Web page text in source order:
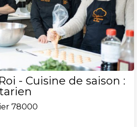
- Cuisine de saison :
78000